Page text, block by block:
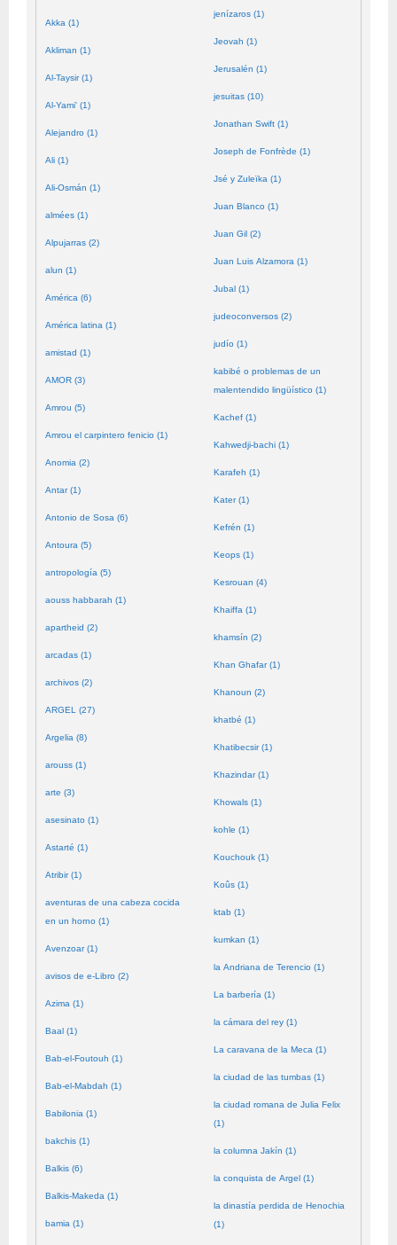
Akka (1)
Akliman (1)
Al-Taysir (1)
Al-Yami' (1)
Alejandro (1)
Ali (1)
Ali-Osmán (1)
almées (1)
Alpujarras (2)
alun (1)
América (6)
América latina (1)
amistad (1)
AMOR (3)
Amrou (5)
Amrou el carpintero fenicio (1)
Anomia (2)
Antar (1)
Antonio de Sosa (6)
Antoura (5)
antropología (5)
aouss habbarah (1)
apartheid (2)
arcadas (1)
archivos (2)
ARGEL (27)
Argelia (8)
arouss (1)
arte (3)
asesinato (1)
Astarté (1)
Atribir (1)
aventuras de una cabeza cocida
en un horno (1)
Avenzoar (1)
avisos de e-Libro (2)
Azima (1)
Baal (1)
Bab-el-Foutouh (1)
Bab-el-Mabdah (1)
Babilonia (1)
bakchis (1)
Balkis (6)
Balkis-Makeda (1)
bamia (1)
jenízaros (1)
Jeovah (1)
Jerusalén (1)
jesuitas (10)
Jonathan Swift (1)
Joseph de Fonfrède (1)
Jsé y Zuleïka (1)
Juan Blanco (1)
Juan Gil (2)
Juan Luis Alzamora (1)
Jubal (1)
judeoconversos (2)
judío (1)
kabibé o problemas de un
malentendido lingüístico (1)
Kachef (1)
Kahwedji-bachi (1)
Karafeh (1)
Kater (1)
Kefrén (1)
Keops (1)
Kesrouan (4)
Khaiffa (1)
khamsín (2)
Khan Ghafar (1)
Khanoun (2)
khatbé (1)
Khatibecsir (1)
Khazindar (1)
Khowals (1)
kohle (1)
Kouchouk (1)
Koûs (1)
ktab (1)
kumkan (1)
la Andriana de Terencio (1)
La barbería (1)
la cámara del rey (1)
La caravana de la Meca (1)
la ciudad de las tumbas (1)
la ciudad romana de Julia Felix
(1)
la columna Jakín (1)
la conquista de Argel (1)
la dinastía perdida de Henochia
(1)